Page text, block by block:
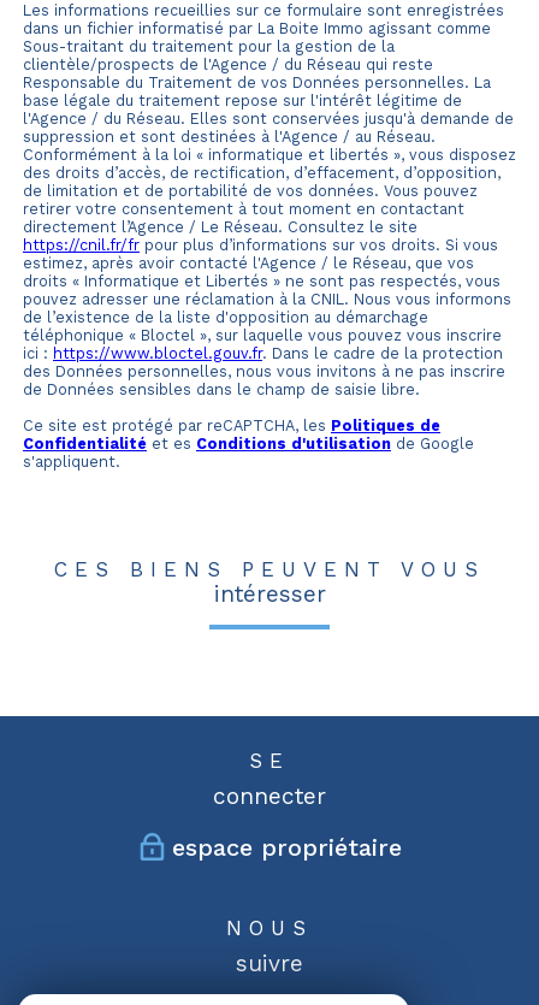
Les informations recueillies sur ce formulaire sont enregistrées
dans un fichier informatisé par La Boite Immo agissant comme
Sous-traitant du traitement pour la gestion de la
clientèle/prospects de l'Agence / du Réseau qui reste
Responsable du Traitement de vos Données personnelles. La
base légale du traitement repose sur l'intérêt légitime de
l'Agence / du Réseau. Elles sont conservées jusqu'à demande de
suppression et sont destinées à l'Agence / au Réseau.
Conformément à la loi « informatique et libertés », vous disposez
des droits d’accès, de rectification, d’effacement, d’opposition,
de limitation et de portabilité de vos données. Vous pouvez
retirer votre consentement à tout moment en contactant
directement l’Agence / Le Réseau. Consultez le site
https://cnil.fr/fr pour plus d’informations sur vos droits. Si vous
estimez, après avoir contacté l'Agence / le Réseau, que vos
droits « Informatique et Libertés » ne sont pas respectés, vous
pouvez adresser une réclamation à la CNIL. Nous vous informons
de l’existence de la liste d'opposition au démarchage
téléphonique « Bloctel », sur laquelle vous pouvez vous inscrire
ici : https://www.bloctel.gouv.fr. Dans le cadre de la protection
des Données personnelles, nous vous invitons à ne pas inscrire
de Données sensibles dans le champ de saisie libre.
Ce site est protégé par reCAPTCHA, les Politiques de
Confidentialité et es Conditions d'utilisation de Google
s'appliquent.
CES BIENS PEUVENT VOUS
intéresser
SE
connecter
espace propriétaire
NOUS
suivre